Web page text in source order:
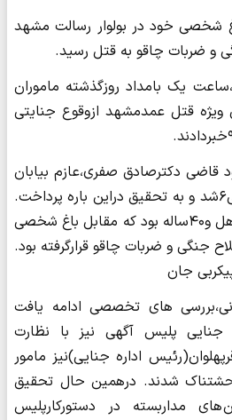
باغ شخصی خود در بولوار رسالت مشهد
و ضربات چاقو به قتل رسید.
یک بامداد روزگذشته ماموران
ویژه قتل عمدمشهد ازوقوع جنایتی
قاضی دکترصادق صفری،عازم بیابان
های انتهای خیابان شفاعی۶شد و به تحقیق دراین باره پرداخت.
جسد مربوط به جوانی متاهل و۴۰ساله بود که مقابل باغ شخصی
جنگی و ضربات چاقو قرارگرفته بود.
جان
های تخصصی ادامه یافت
جنایی پلیس آگهی نیز با نظارت
اداره جنایی)نیز مامور
شدند. درهمین حال تحقیق
های مداربسته در دستورکارپلیس